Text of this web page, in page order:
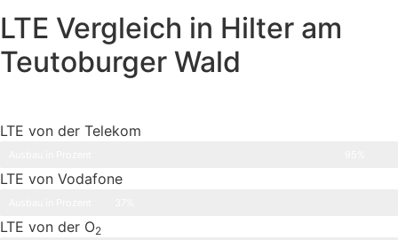
LTE Vergleich in Hilter am
Teutoburger Wald
LTE von der Telekom
LTE von Vodafone
LTE von der O2